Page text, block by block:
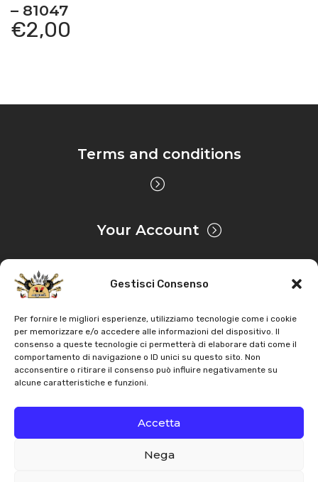
Gestisci Consenso
Per fornire le migliori esperienze, utilizziamo tecnologie come i cookie
per memorizzare e/o accedere alle informazioni del dispositivo. Il
consenso a queste tecnologie ci permetterà di elaborare dati come il
comportamento di navigazione o ID unici su questo sito. Non
acconsentire o ritirare il consenso può influire negativamente su
alcune caratteristiche e funzioni.
Accetta
Nega
– 81047
€2,00
Terms and conditions
Your Account
Privacy & Cookie
CopyrightAZ Agri. All rights reserved |Assistance |
Contacts